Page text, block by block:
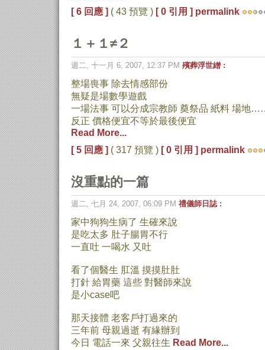
[ 6 回應 ] ( 43 預覽 ) [ 0 引用 ] permalink
１＋１≠２
週二, 十一月 6, 2007, 12:37 PM 殯葬浮世繒 :
整場喪事 除去情感部份
無疑是場數學遊戲
一場法事 可以分成宗教師 奠祭品 紙料 場地
反正 價格便宜不等於最後便宜
Read More...
[ 5 回應 ] ( 317 預覽 ) [ 0 引用 ] permalink
沒重點的一篇
週二, 七月 24, 2007, 06:09 PM 禮儀師日誌 :
家中狗狗生病了 生確來說
是吃太多 肚子腸胃不行
一直吐 一喝水 又吐
看了個醫生 肛溫 摸摸肚肚
打針 給胃藥 這些 對醫師來說
是小case吧
那天接體 老客戶打過來的
三年前 母親過逝 有緣辦到
今日 電話一來 父親往生 Read More...